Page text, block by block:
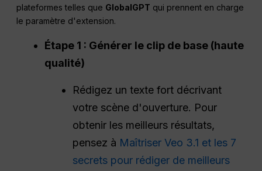
plateformes telles que GlobalGPT qui prennent en charge
le paramètre d'extension.
Étape 1 : Générer le clip de base (haute
qualité)
Rédigez un texte fort décrivant
votre scène d'ouverture. Pour
obtenir les meilleurs résultats,
pensez à Maîtriser Veo 3.1 et les 7
secrets pour rédiger de meilleurs